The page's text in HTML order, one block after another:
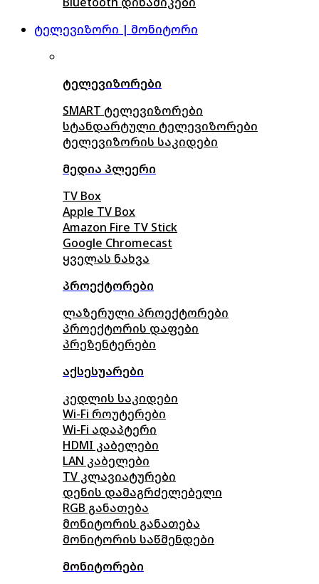
ტელევიზორი | მონიტორი
ტელევიზორები
SMART ტელევიზორები
სტანდარტული ტელევიზორები
ტელევიზორის საკიდები
მედია პლეერი
TV Box
Apple TV Box
Amazon Fire TV Stick
Google Chromecast
ყველას ნახვა
პროექტორები
ლაზერული პროექტორები
პროექტორის დაფები
პრეზენტერები
აქსესუარები
კედლის საკიდები
Wi-Fi როუტერები
Wi-Fi ადაპტერი
HDMI კაბელები
LAN კაბელები
TV კლავიატურები
დენის დამაგრძელებელი
RGB განათება
მონიტორის განათება
მონიტორის საწმენდები
მონიტორები